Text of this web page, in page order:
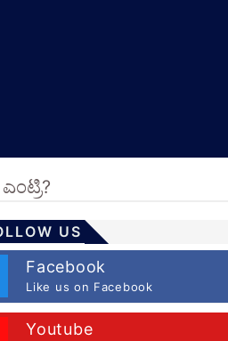
US
Facebook
Like us on Facebook
Youtube